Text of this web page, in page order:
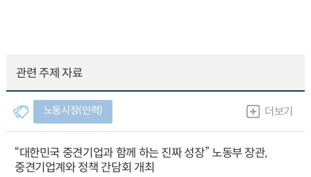
관련 주제 자료
노동시장(인력) 더보기
“대한민국 중견기업과 함께 하는 진짜 성장” 노동부 장관,
중견기업계와 정책 간담회 개최